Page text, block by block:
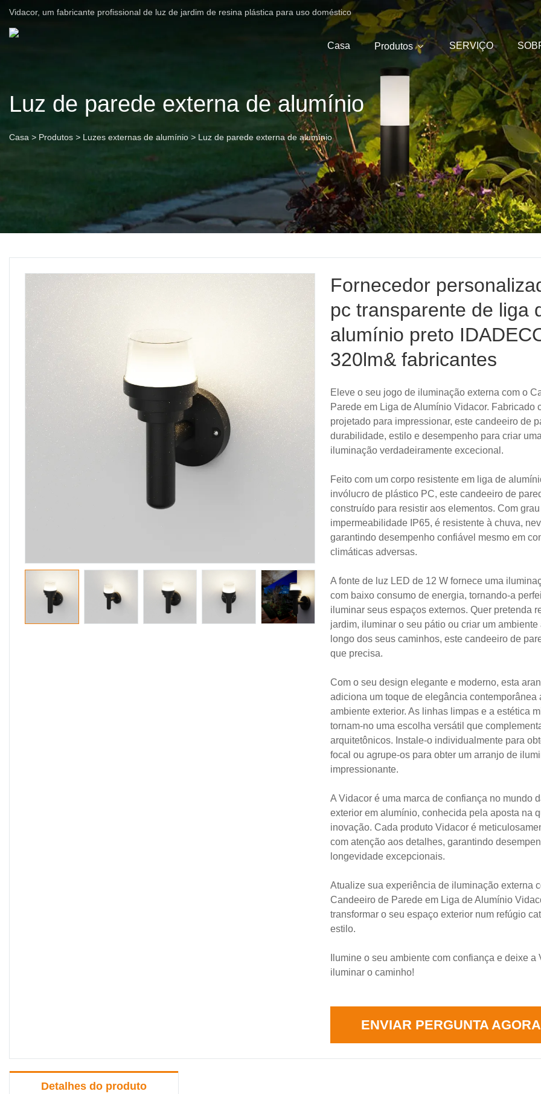
Vidacor, um fabricante profissional de luz de jardim de resina plástica para uso doméstico
Casa Produtos SERVIÇO
Luz de parede externa de alumínio
Casa > Produtos > Luzes externas de alumínio > Luz de parede externa de alumínio
Fornecedor
pc transparente de liga
alumínio preto
320lm& fabricantes
Eleve o seu jogo de iluminação externa com o
Parede em Liga de Alumínio Vidacor. Fabricado
projetado para impressionar, este candeeiro de
durabilidade, estilo e desempenho para criar
iluminação verdadeiramente excecional.
Feito com um corpo resistente em liga de
invólucro de plástico PC, este candeeiro de
construído para resistir aos elementos. Com
impermeabilidade IP65, é resistente à chuva,
garantindo desempenho confiável mesmo em
climáticas adversas.
A fonte de luz LED de 12 W fornece uma
com baixo consumo de energia, tornando-a
iluminar seus espaços externos. Quer pretenda
jardim, iluminar o seu pátio ou criar um
longo dos seus caminhos, este candeeiro de
que precisa.
Com o seu design elegante e moderno, esta
adiciona um toque de elegância contemporânea
ambiente exterior. As linhas limpas e a estética
tornam-no uma escolha versátil que
arquitetônicos. Instale-o individualmente para
focal ou agrupe-os para obter um arranjo de
impressionante.
A Vidacor é uma marca de confiança no mundo
exterior em alumínio, conhecida pela aposta na
inovação. Cada produto Vidacor é
com atenção aos detalhes, garantindo
longevidade excepcionais.
Atualize sua experiência de iluminação externa
Candeeiro de Parede em Liga de Alumínio
transformar o seu espaço exterior num refúgio
estilo.
Ilumine o seu ambiente com confiança e deixe a
iluminar o caminho!
ENVIAR PERGUNTA AGORA
Detalhes do produto